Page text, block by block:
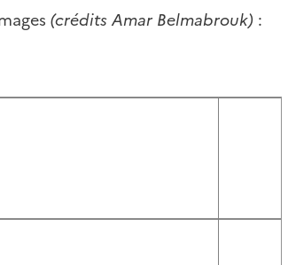
(crédits Amar Belmabrouk) :